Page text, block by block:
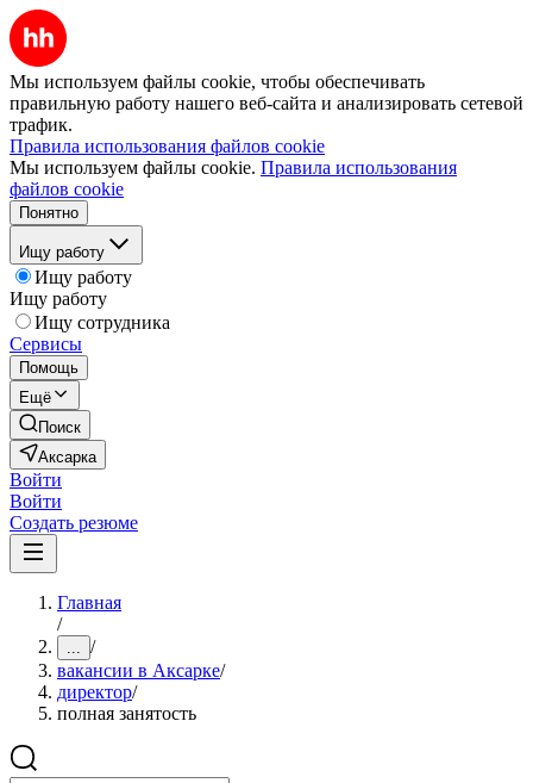
Мы используем файлы cookie, чтобы обеспечивать
правильную работу нашего веб-сайта и анализировать сетевой
трафик.
Правила использования файлов cookie
Мы используем файлы cookie. Правила использования
файлов cookie
Понятно
Ищу работу
Ищу работу
Ищу работу
Ищу сотрудника
Сервисы
Помощь
Ещё
Поиск
Аксарка
Войти
Войти
Создать резюме
Главная
/
... /
вакансии в Аксарке/
директор/
полная занятость